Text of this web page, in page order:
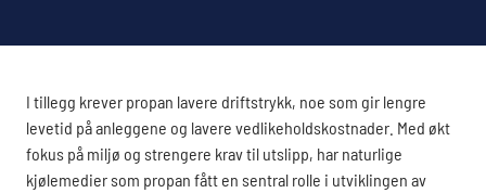
I tillegg krever propan lavere driftstrykk, noe som gir lengre
levetid på anleggene og lavere vedlikeholdskostnader. Med økt
fokus på miljø og strengere krav til utslipp, har naturlige
kjølemedier som propan fått en sentral rolle i utviklingen av